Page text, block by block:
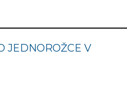
JEDNOROŽCE V